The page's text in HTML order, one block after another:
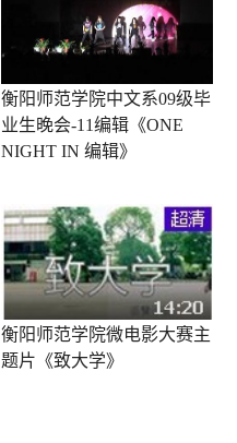
衡阳师范学院中文系09级毕
业生晚会-11编辑《ONE
NIGHT IN 编辑》
衡阳师范学院微电影大赛主
题片《致大学》